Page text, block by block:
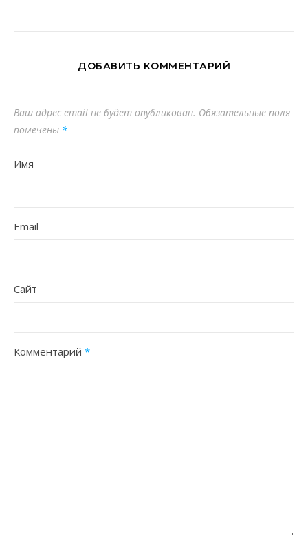
ДОБАВИТЬ КОММЕНТАРИЙ
Ваш адрес email не будет опубликован. Обязательные поля
помечены *
Имя
Email
Сайт
Комментарий *